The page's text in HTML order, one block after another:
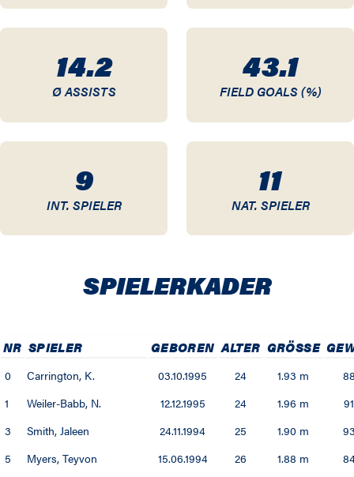
09 / 10
06 / 07
02 / 03
97 / 98
95 / 96
14.2
Ø ASSISTS
43.1
FIELD GOALS (%)
9
INT. SPIELER
11
NAT. SPIELER
SPIELER­KADER
NR SPIELER GEBOREN ALTER GRÖSSE
0 Carrington, K. 03.10.1995 24 1.93 m
1
Weiler-Babb, N. 12.12.1995 24 1.96 m
3
Smith, Jaleen 24.11.1994 25 1.90 m
5
Myers, Teyvon 15.06.1994 26 1.88 m